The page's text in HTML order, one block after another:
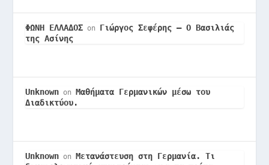
ΦΩΝΗ ΕΛΛΑΔΟΣ on Γιώργος Σεφέρης – Ο Βασιλιάς
της Ασίνης
Unknown on Μαθήματα Γερμανικών μέσω του
Διαδικτύου.
Unknown on Μετανάστευση στη Γερμανία. Τι